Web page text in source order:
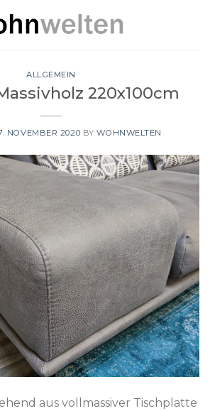
ALLGEMEIN
220x100cm
NOVEMBER 2020 BYWOHNWELTEN
aus vollmassiver Tischplatte